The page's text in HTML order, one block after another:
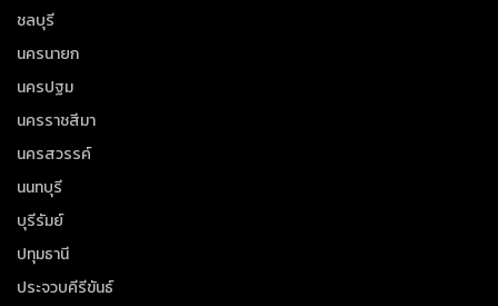
ชลบุรี
นครนายก
นครปฐม
นครราชสีมา
นครสวรรค์
นนทบุรี
บุรีรัมย์
ปทุมธานี
ประจวบคีรีขันธ์